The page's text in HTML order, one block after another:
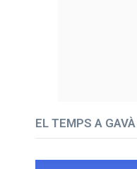
EL TEMPS A